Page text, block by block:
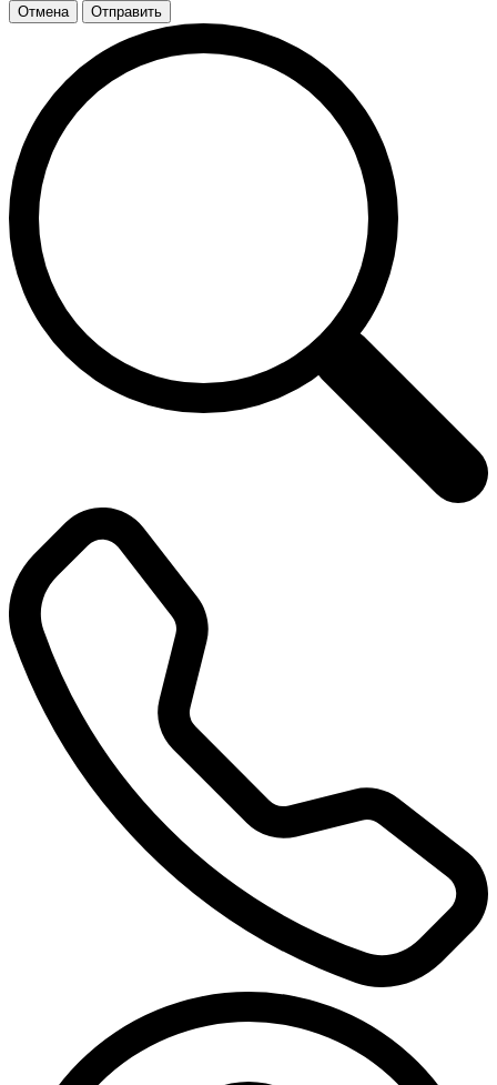
Отмена Отправить